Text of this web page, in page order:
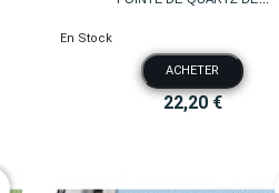
En Stock
ACHETER
22,20 €